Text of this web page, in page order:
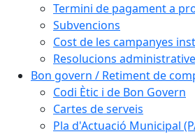
Termini de pagament a
Subvencions
Cost de les campanyes
Resolucions
Bon govern / Retiment de
Codi Ètic i de Bon Govern
Cartes de serveis
Pla d'Actuació Municipal